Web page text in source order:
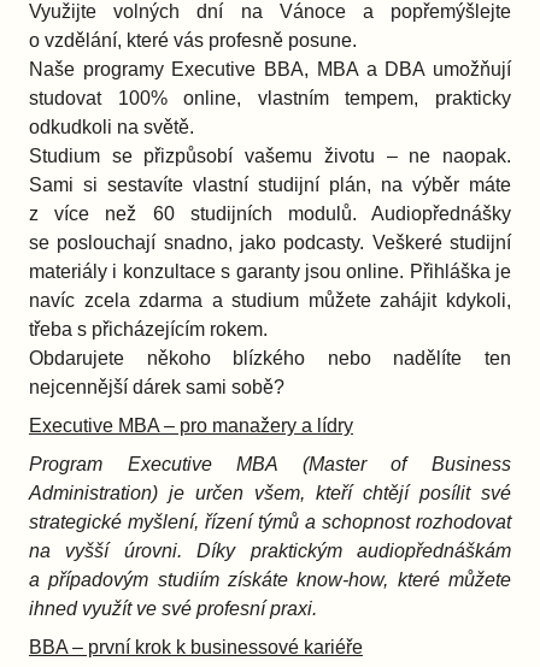
Využijte volných dní na Vánoce a popřemýšlejte
o vzdělání, které vás profesně posune.
Naše programy Executive BBA, MBA a DBA umožňují
studovat 100% online, vlastním tempem, prakticky
odkudkoli na světě.
Studium se přizpůsobí vašemu životu – ne naopak.
Sami si sestavíte vlastní studijní plán, na výběr máte
z více než 60 studijních modulů. Audiopřednášky
se poslouchají snadno, jako podcasty. Veškeré studijní
materiály i konzultace s garanty jsou online. Přihláška je
navíc zcela zdarma a studium můžete zahájit kdykoli,
třeba s přicházejícím rokem.
Obdarujete někoho blízkého nebo nadělíte ten
nejcennější dárek sami sobě?
Executive MBA – pro manažery a lídry
Program
Executive MBA (Master of Business
Administration) je určen všem, kteří chtějí posílit své
strategické myšlení, řízení týmů a schopnost rozhodovat
na vyšší úrovni. Díky praktickým audiopřednáškám
a případovým studiím získáte know-how, které můžete
ihned využít ve své profesní praxi.
BBA – první krok k businessové kariéře